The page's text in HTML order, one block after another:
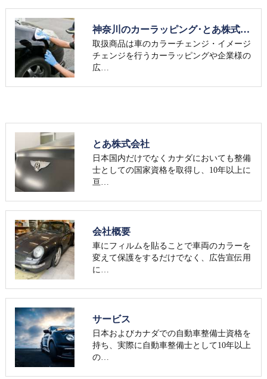
神奈川のカーラッピング･とあ株式会社のお客様の声
取扱商品は車のカラーチェンジ・イメージ
チェンジを行うカーラッピングや企業様の
広…
とあ株式会社
日本国内だけでなくカナダにおいても整備
士としての国家資格を取得し、10年以上に
亘…
会社概要
車にフィルムを貼ることで車両のカラーを
変えて保護をするだけでなく、広告宣伝用
に…
サービス
日本およびカナダでの自動車整備士資格を
持ち、実際に自動車整備士として10年以上
の…